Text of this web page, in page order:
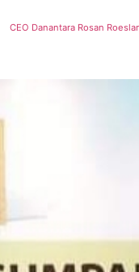
CEO Danantara Rosan